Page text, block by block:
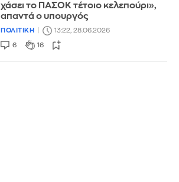
χάσει το ΠΑΣΟΚ τέτοιο κελεπούρι»,
απαντά ο υπουργός
ΠΟΛΙΤΙΚΗ 13:22, 28.06.2026
6 16